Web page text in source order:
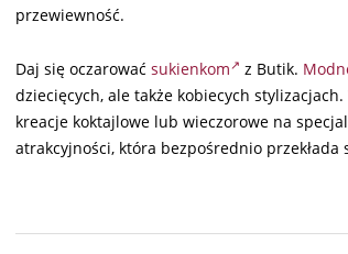
przewiewność.
Daj się oczarować sukienkom z Butik.
dziecięcych, ale także kobiecych
kreacje koktajlowe lub wieczorowe na
atrakcyjności, która bezpośrednio